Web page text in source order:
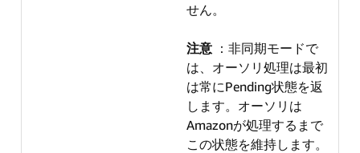
せん。
注意 ：非同期モードで
は、オーソリ処理は最初
は常にPending状態を返
します。オーソリは
Amazonが処理するまで
この状態を維持します。